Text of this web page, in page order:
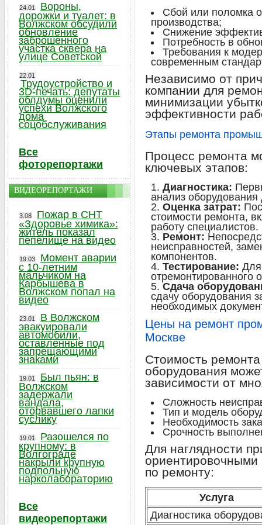
Сбой или поломка
производства;
Снижение
Потребность в
Требования к
современным
Независимо от
компании для
минимизации
эффективности
Этапы ремонта
Процесс ремонта
ключевых этапов:
Диагностика:
анализ
Оценка затрат:
стоимости ремонта,
работу специалистов.
Ремонт:
неисправностей,
компонентов.
Тестирование: Для
отремонтированного
Сдача
сдачу оборудования
необходимых
Цены на ремонт
Москве
Стоимость
оборудования
зависимости от
Сложность
Тип и модель
Необходимость
Срочность
Для наглядности
ориентировочными
по ремонту:
Услуга
Диагностика
24.01
Вороны,
дорожки и туалет: в
Волжском обсудили
обновление
заброшенного
участка сквера на
улице Советской
22.01
Трудоустройство и
3D-печать: депутаты
облдумы оценили
успехи Волжского
дома
соцобслуживания
Все
фоторепортажи
ВИДЕОРЕПОРТАЖИ
3.08
Пожар в СНТ
«Здоровье химика»:
житель показал
пепелище на видео
19.03
Момент аварии
с 10-летним
мальчиком на
Карбышева в
Волжском попал на
видео
23.01
В Волжском
эвакуировали
автомобили,
оставленные под
запрещающими
знаками
19.01
Был пьян: в
Волжском
задержали
вандала,
оторвавшего лапки
суслику
19.01
Разошелся по
крупному: в
Волгограде
накрыли крупную
подпольную
нарколабораторию
Все
видеорепортажи